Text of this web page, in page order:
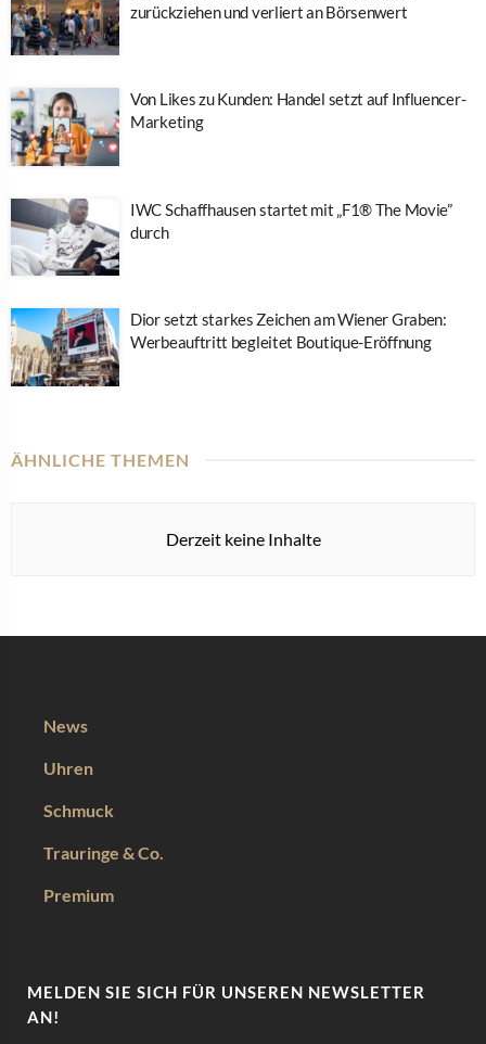
zurückziehen und verliert an Börsenwert
Von Likes zu Kunden: Handel setzt auf Influencer-
Marketing
IWC Schaffhausen startet mit „F1® The Movie”
durch
Dior setzt starkes Zeichen am Wiener Graben:
Werbeauftritt begleitet Boutique-Eröffnung
ÄHNLICHE THEMEN
Derzeit keine Inhalte
News
Uhren
Schmuck
Trauringe & Co.
Premium
MELDEN SIE SICH FÜR UNSEREN NEWSLETTER
AN!